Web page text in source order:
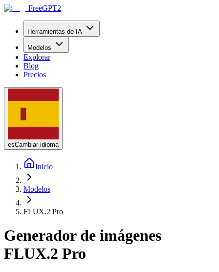
FreeGPT2
Herramientas de IA
Modelos
Explorar
Blog
Precios
esCambiar idioma
Inicio
Modelos
FLUX.2 Pro
Generador de imágenes
FLUX.2 Pro